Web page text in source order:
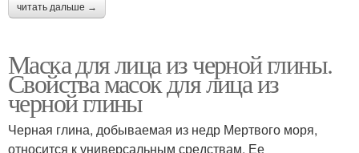
читать дальше →
Маска для лица из черной глины.
Свойства масок для лица из
черной глины
Черная глина, добываемая из недр Мертвого моря,
относится к универсальным средствам. Ее